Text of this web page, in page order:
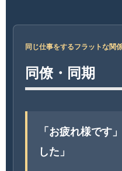
同じ仕事をするフラットな関
同僚・同期
「お疲れ様です
した」